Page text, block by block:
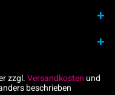
zzgl.Versandkosten und
beschrieben